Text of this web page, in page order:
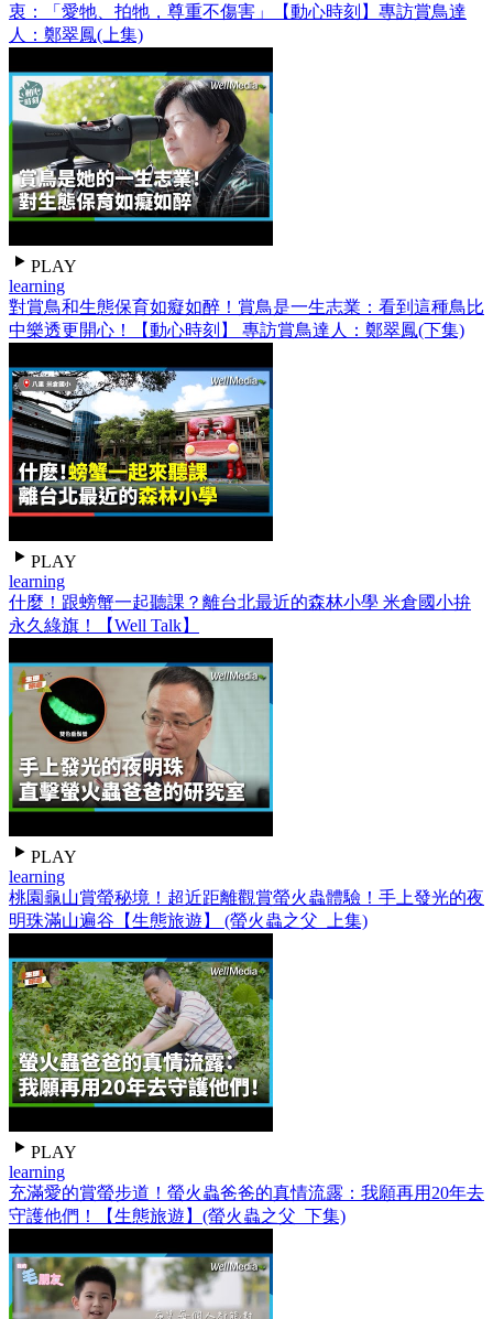
衷：「愛牠、拍牠，尊重不傷害」【動心時刻】專訪賞鳥達
人：鄭翠鳳(上集)
PLAY
learning
對賞鳥和生態保育如癡如醉！賞鳥是一生志業：看到這種鳥比
中樂透更開心！【動心時刻】 專訪賞鳥達人：鄭翠鳳(下集)
PLAY
learning
什麼！跟螃蟹一起聽課？離台北最近的森林小學 米倉國小拚
永久綠旗！【Well Talk】
PLAY
learning
桃園龜山賞螢秘境！超近距離觀賞螢火蟲體驗！手上發光的夜
明珠滿山遍谷【生態旅遊】 (螢火蟲之父_上集)
PLAY
learning
充滿愛的賞螢步道！螢火蟲爸爸的真情流露：我願再用20年去
守護他們！【生態旅遊】(螢火蟲之父_下集)